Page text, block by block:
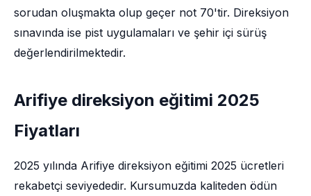
sorudan oluşmakta olup geçer not 70'tir. Direksiyon
sınavında ise pist uygulamaları ve şehir içi sürüş
değerlendirilmektedir.
Arifiye direksiyon eğitimi 2025
Fiyatları
2025 yılında Arifiye direksiyon eğitimi 2025 ücretleri
rekabetçi seviyededir. Kursumuzda kaliteden ödün